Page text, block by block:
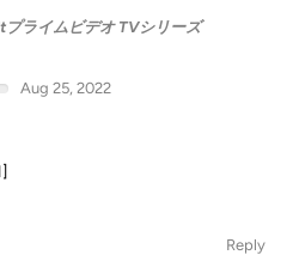
ライムビデオ TVシリーズ
Aug 25, 2022
Reply